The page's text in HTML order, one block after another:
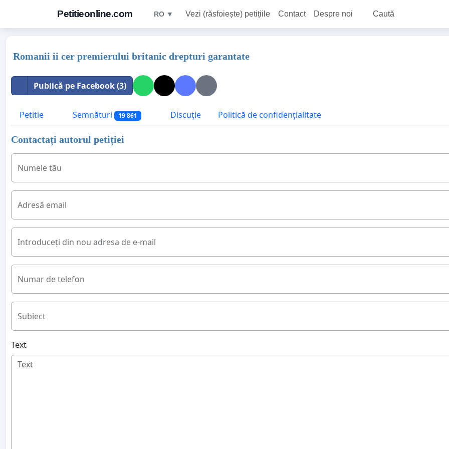
Petitieonline.com RO ▼ Vezi (răsfoiește) petițiile Contact Despre noi Caută
Romanii ii cer premierului britanic drepturi garantate
Publică pe Facebook (3)
Petitie Semnături 19 861 Discuție Politică de confidențialitate
Contactați autorul petiției
Numele tău
Adresă email
Introduceți din nou adresa de e-mail
Numar de telefon
Subiect
Text